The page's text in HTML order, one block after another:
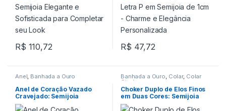
R$ 110,72 R$ 47,72
Anel, Banhada a Ouro
Anel de Coração Vazado
Cravejado: Semijoia
Elegante e Sofisticada
Banhada a Ouro, Colar, Colar
Choker
Choker Duplo de Elos Finos
em Duas Cores: Semijoia
Elegante e Versátil